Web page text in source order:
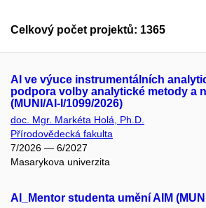
Celkový počet projektů: 1365
AI ve výuce instrumentálních
podpora volby analytické metody a
(MUNI/AI-I/1099/2026)
doc. Mgr. Markéta Holá, Ph.D.
Přírodovědecká fakulta
7/2026 — 6/2027
Masarykova univerzita
AI_Mentor studenta umění AIM